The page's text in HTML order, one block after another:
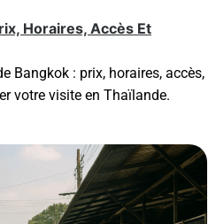
Horaires, Accès Et
Bangkok : prix, horaires, accès,
votre visite en Thaïlande.